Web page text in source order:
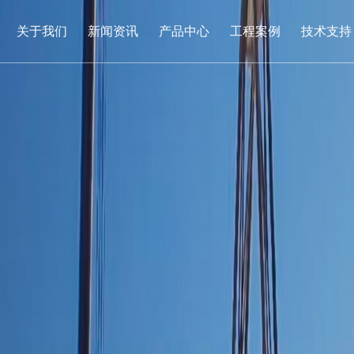
关于我们 新闻资讯 产品中心 工程案例 技术支持